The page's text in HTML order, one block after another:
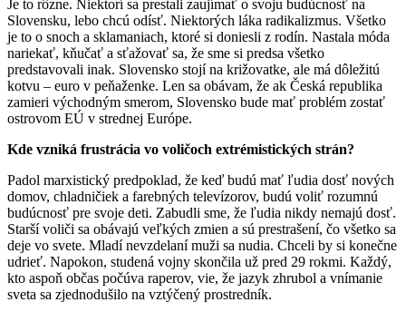
Je to rôzne. Niektorí sa prestali zaujímať o svoju budúcnosť na
Slovensku, lebo chcú odísť. Niektorých láka radikalizmus. Všetko
je to o snoch a sklamaniach, ktoré si doniesli z rodín. Nastala móda
nariekať, kňučať a sťažovať sa, že sme si predsa všetko
predstavovali inak. Slovensko stojí na križovatke, ale má dôležitú
kotvu – euro v peňaženke. Len sa obávam, že ak Česká republika
zamieri východným smerom, Slovensko bude mať problém zostať
ostrovom EÚ v strednej Európe.
Kde vzniká frustrácia vo voličoch extrémistických strán?
Padol marxistický predpoklad, že keď budú mať ľudia dosť nových
domov, chladničiek a farebných televízorov, budú voliť rozumnú
budúcnosť pre svoje deti. Zabudli sme, že ľudia nikdy nemajú dosť.
Starší voliči sa obávajú veľkých zmien a sú prestrašení, čo všetko sa
deje vo svete. Mladí nevzdelaní muži sa nudia. Chceli by si konečne
udrieť. Napokon, studená vojny skončila už pred 29 rokmi. Každý,
kto aspoň občas počúva raperov, vie, že jazyk zhrubol a vnímanie
sveta sa zjednodušilo na vztýčený prostredník.